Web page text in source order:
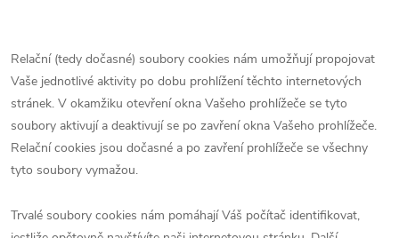
Relační (tedy dočasné) soubory cookies nám umožňují propojovat
Vaše jednotlivé aktivity po dobu prohlížení těchto internetových
stránek. V okamžiku otevření okna Vašeho prohlížeče se tyto
soubory aktivují a deaktivují se po zavření okna Vašeho prohlížeče.
Relační cookies jsou dočasné a po zavření prohlížeče se všechny
tyto soubory vymažou.
Trvalé soubory cookies nám pomáhají Váš počítač identifikovat,